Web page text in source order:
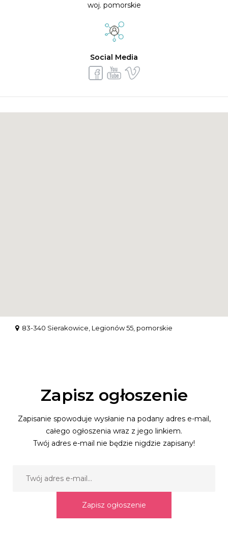
woj. pomorskie
Social Media
83-340 Sierakowice, Legionów 55, pomorskie
Zapisz ogłoszenie
Zapisanie spowoduje wysłanie na podany adres e-mail,
całego ogłoszenia wraz z jego linkiem.
Twój adres e-mail nie będzie nigdzie zapisany!
Zapisz ogłoszenie